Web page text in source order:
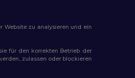
Website zu analysieren und ein
für den korrekten Betrieb der
zulassen oder blockieren